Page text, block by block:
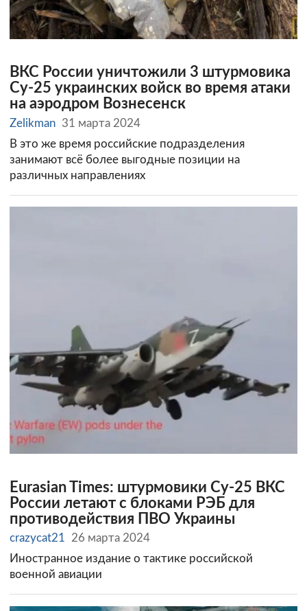
ВКС России уничтожили 3 штурмовика
Су-25 украинских войск во время атаки
на аэродром Вознесенск
Zelikman 31 марта 2024
В это же время российские подразделения
занимают всё более выгодные позиции на
различных направлениях
Eurasian Times: штурмовики Су-25 ВКС
России летают с блоками РЭБ для
противодействия ПВО Украины
crazycat21
26 марта 2024
Иностранное издание о тактике российской
военной авиации